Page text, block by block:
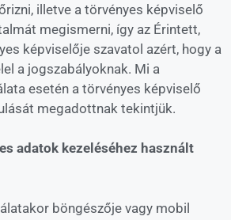
illetve a törvényes képviselő
megismerni, így az Érintett,
képviselője szavatol azért, hogy a
a jogszabályoknak. Mi a
esetén a törvényes képviselő
megadottnak tekintjük.
adatok kezeléséhez használt
böngészője vagy mobil